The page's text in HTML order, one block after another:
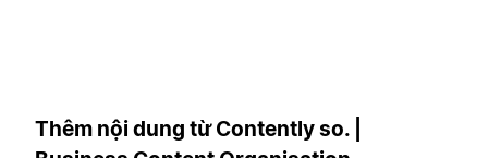
Thêm nội dung từ Contently so. |